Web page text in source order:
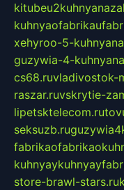
xehyroo-5-
guzywia-4-
cs68.ruvladivostok-
raszar.ruvskrytie-
lipetsktelecom.ru
seksuzb.ru
store-brawl-stars.ru